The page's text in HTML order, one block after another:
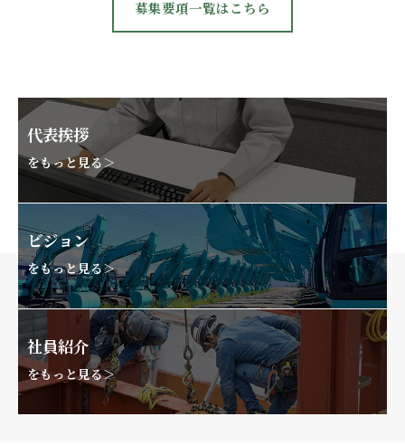
募集要項一覧はこちら
代表挨拶
をもっと見る＞
ビジョン
をもっと見る＞
社員紹介
をもっと見る＞